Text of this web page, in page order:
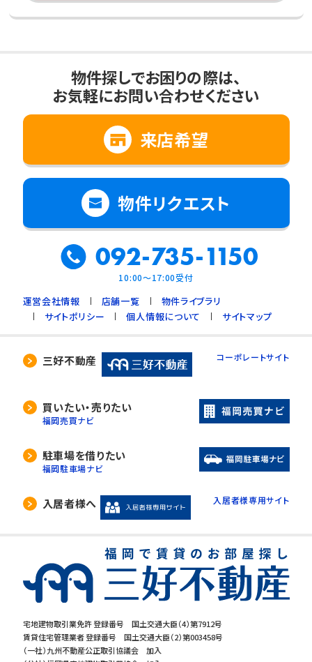
宅地建物取引業免許 登録番号 国土交通大臣（4）第7912号
賃貸住宅管理業者 登録番号 国土交通大臣（2）第003458号
（一社）九州不動産公正取引協議会 加入
物件探しでお困りの際は、
お気軽にお問い合わせください
来店希望
物件リクエスト
092-735-1150
10:00～17:00受付
運営会社情報 店舗一覧
物件ライブラリ
サイトポリシー
個人情報について サイトマップ
三好不動産 コーポレートサイト
買いたい・売りたい
福岡売買ナビ
駐車場を借りたい
福岡駐車場ナビ
入居者様へ 入居者様専用サイト